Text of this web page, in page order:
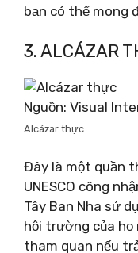
bạn có thể mong
3. ALCÁZAR
Nguồn: Visual
Alcázar thực
Đây là một quần
UNESCO công
Tây Ban Nha sử
hội trường của
tham quan nếu